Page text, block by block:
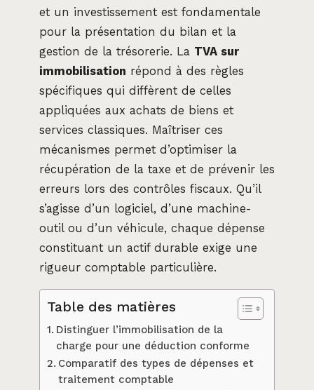
et un investissement est fondamentale
pour la présentation du bilan et la
gestion de la trésorerie. La TVA sur
immobilisation répond à des règles
spécifiques qui diffèrent de celles
appliquées aux achats de biens et
services classiques. Maîtriser ces
mécanismes permet d’optimiser la
récupération de la taxe et de prévenir les
erreurs lors des contrôles fiscaux. Qu’il
s’agisse d’un logiciel, d’une machine-
outil ou d’un véhicule, chaque dépense
constituant un actif durable exige une
rigueur comptable particulière.
Table des matières
Distinguer l’immobilisation de la
charge pour une déduction conforme
Comparatif des types de dépenses et
traitement comptable